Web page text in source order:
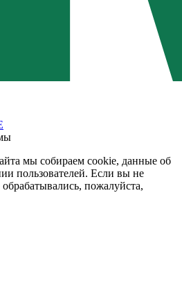
мы собираем cookie, данные об
пользователей. Если вы не
пожалуйста,